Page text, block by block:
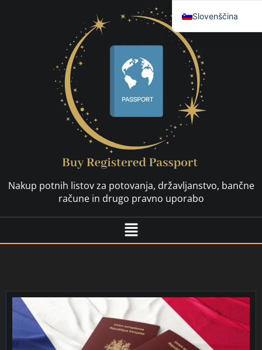
Nakup potnih listov za potovanja, državljanstvo, bančne
račune in drugo pravno uporabo
Slovenščina
English
العربية
简体中文
Español
Français
Hrvatski
Ελληνικά
Português
Bahasa Indonesia